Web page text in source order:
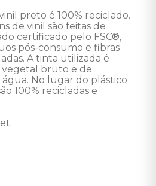
preto é 100% reciclado.
de vinil são feitas de
certificado pelo FSC®,
pós-consumo e fibras
A tinta utilizada é
vegetal bruto e de
água. No lugar do plástico
100% recicladas e